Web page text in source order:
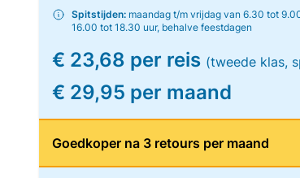
Spitstijden: maandag t/m vrijdag van 6.30 tot
16.00 tot 18.30 uur, behalve feestdagen
€ 23,68 per reis (tweede klas,
€ 29,95 per maand
Goedkoper na 3 retours per maand